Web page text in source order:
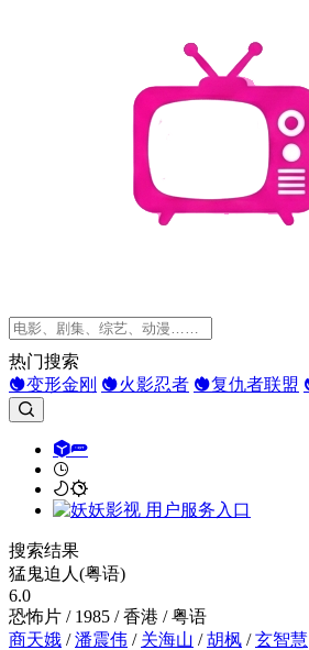
热门搜索
变形金刚
火影忍者 复仇者联盟
搜索结果
猛鬼迫人(粤语)
6.0
恐怖片 / 1985 / 香港 / 粤语
商天娥 /潘震伟 / 关海山 /胡枫 /玄智慧